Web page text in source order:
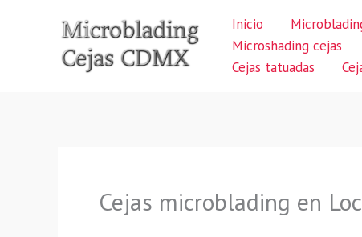
Inicio
Microshading cejas
Cejas tatuadas
Cejas microblading en